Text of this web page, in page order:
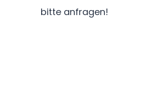
bitte anfragen!